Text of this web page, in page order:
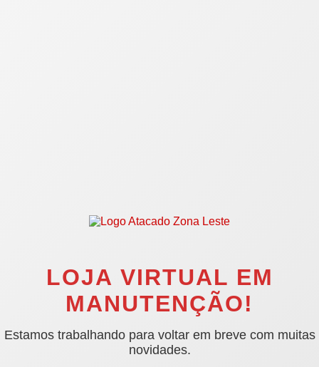
LOJA VIRTUAL EM
MANUTENÇÃO!
Estamos trabalhando para voltar em breve com muitas
novidades.